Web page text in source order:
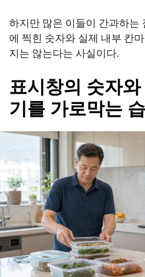
하지만 많은 이들이 간과하는
에 찍힌 숫자와 실제 내부 칸
지는 않는다는 사실이다.
표시창의 숫자
기를 가로막는